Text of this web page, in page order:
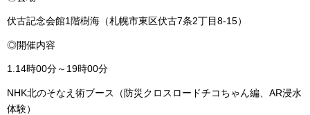
伏古記念会館1階樹海（札幌市東区伏古7条2丁目8-15）
◎開催内容
1.14時00分～19時00分
NHK北のそなえ術ブース（防災クロスロードチコちゃん編、AR浸水
体験）